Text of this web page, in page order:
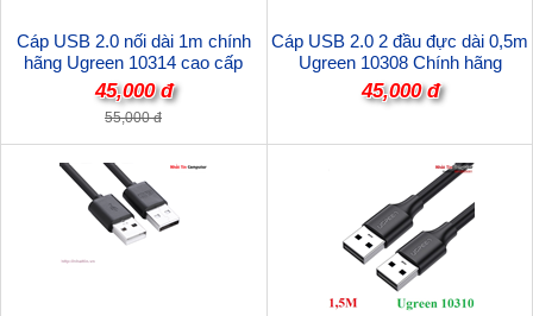
Cáp USB 2.0 nối dài 1m chính
hãng Ugreen 10314 cao cấp
45,000 đ
55,000 đ
Cáp USB 2.0 2 đầu đực dài 0,5m
Ugreen 10308 Chính hãng
45,000 đ